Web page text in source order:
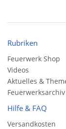
Rubriken
Feuerwerk Shop
Videos
Aktuelles &
Feuerwerksarchiv
Hilfe & FAQ
Versandkosten